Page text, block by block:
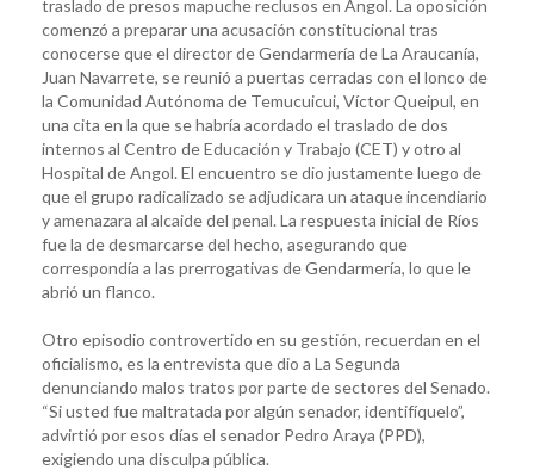
traslado de presos mapuche reclusos en Angol. La oposición
comenzó a preparar una acusación constitucional tras
conocerse que el director de Gendarmería de La Araucanía,
Juan Navarrete, se reunió a puertas cerradas con el lonco de
la Comunidad Autónoma de Temucuicui, Víctor Queipul, en
una cita en la que se habría acordado el traslado de dos
internos al Centro de Educación y Trabajo (CET) y otro al
Hospital de Angol. El encuentro se dio justamente luego de
que el grupo radicalizado se adjudicara un ataque incendiario
y amenazara al alcaide del penal. La respuesta inicial de Ríos
fue la de desmarcarse del hecho, asegurando que
correspondía a las prerrogativas de Gendarmería, lo que le
abrió un flanco.
Otro episodio controvertido en su gestión, recuerdan en el
oficialismo, es la entrevista que dio a La Segunda
denunciando malos tratos por parte de sectores del Senado.
“Si usted fue maltratada por algún senador, identifíquelo”,
advirtió por esos días el senador Pedro Araya (PPD),
exigiendo una disculpa pública.